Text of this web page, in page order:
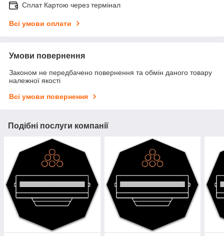
Cплат Картою через термінал
Всі умови оплати
Умови повернення
Законом не передбачено повернення та обмін даного товару
належної якості
Всі умови повернення
Подібні послуги компанії